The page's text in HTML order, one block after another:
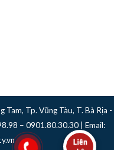
Tam, Tp. Vũng Tàu, T. Bà Rịa -
– 0901.80.30.30 | Email: